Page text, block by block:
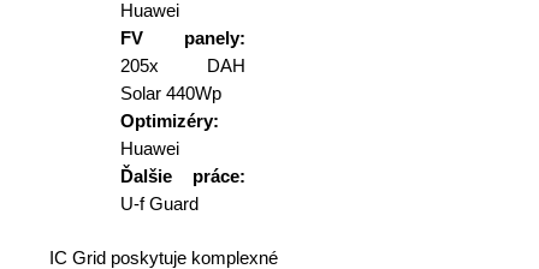
Huawei
FV panely:
205x DAH
Solar 440Wp
Optimizéry:
Huawei
Ďalšie práce:
U-f Guard
IC Grid poskytuje komplexné